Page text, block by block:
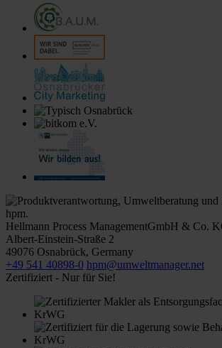
Hellmann Process ManagementGmbH & Co.
Albert-Einstein-Straße 2
49076 Osnabrück, Germany
+49 541 40898-0 hpm@umweltmanager.net
Zertifiziert - Nur für Sie!